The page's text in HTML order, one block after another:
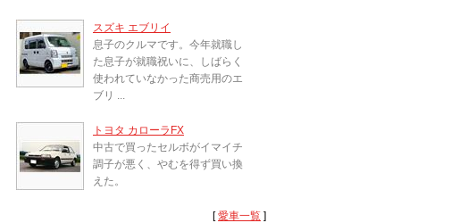
スズキ エブリイ
息子のクルマです。今年就職し
た息子が就職祝いに、しばらく
使われていなかった商売用のエ
ブリ ...
トヨタ カローラFX
中古で買ったセルボがイマイチ
調子が悪く、やむを得ず買い換
えた。
[愛車一覧 ]